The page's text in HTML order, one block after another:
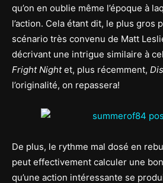
qu’on en oublie même l’époque à
l’action. Cela étant dit, le plus gros
scénario très convenu de Matt
décrivant une intrigue similaire à
Fright Nightet, plus récemment,
l’originalité, on repassera!
De plus, le rythme mal dosé en
peut effectivement calculer une
qu’une action intéressante se